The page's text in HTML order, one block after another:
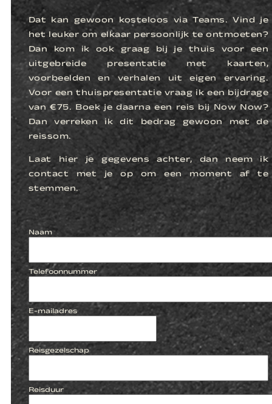
Dat kan gewoon kosteloos via Teams. Vind je
het leuker om elkaar persoonlijk te ontmoeten?
Dan kom ik ook graag bij je thuis voor een
uitgebreide presentatie met kaarten,
voorbeelden en verhalen uit eigen ervaring.
Voor een thuispresentatie vraag ik een bijdrage
van €75. Boek je daarna een reis bij Now Now?
Dan verreken ik dit bedrag gewoon met de
reissom.
Laat hier je gegevens achter, dan neem ik
contact met je op om een moment af te
stemmen.
Naam
Telefoonnummer
E-mailadres
Reisgezelschap
Reisduur